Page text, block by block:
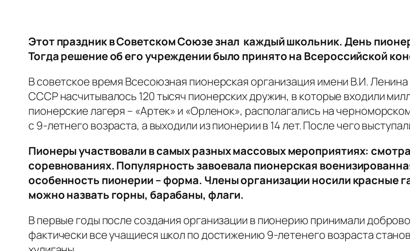
Этот праздник в Советском Союзе знал каждый школьник. День
Тогда решение об его учреждении было принято на Всероссийской
В советское время Всесоюзная пионерская организация имени В.И.
СССР насчитывалось 120 тысяч пионерских дружин, в которые входили
пионерские лагеря – «Артек» и «Орленок», располагались на
с 9-летнего возраста, а выходили из пионерии в 14 лет. После чего
Пионеры участвовали в самых разных массовых мероприятиях:
соревнованиях. Популярность завоевала пионерская
особенность пионерии – форма. Члены организации носили красные
можно назвать горны, барабаны, флаги.
В первые годы после создания организации в пионерию принимали
фактически все учащиеся школ по достижению 9-летенего возраста